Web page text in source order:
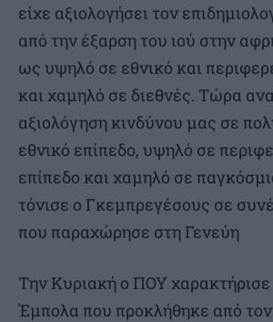
είχε αξιολογήσει τον
από την έξαρση του ιού στην
ως υψηλό σε εθνικό και
και χαμηλό σε διεθνές. Τώρα
αξιολόγηση κινδύνου μας σε
εθνικό επίπεδο, υψηλό σε
επίπεδο και χαμηλό σε
τόνισε ο Γκεμπρεγέσους σε
που παραχώρησε στη Γενεύη
Την Κυριακή ο ΠΟΥ χαρακτήρισε
Έμπολα που προκλήθηκε από